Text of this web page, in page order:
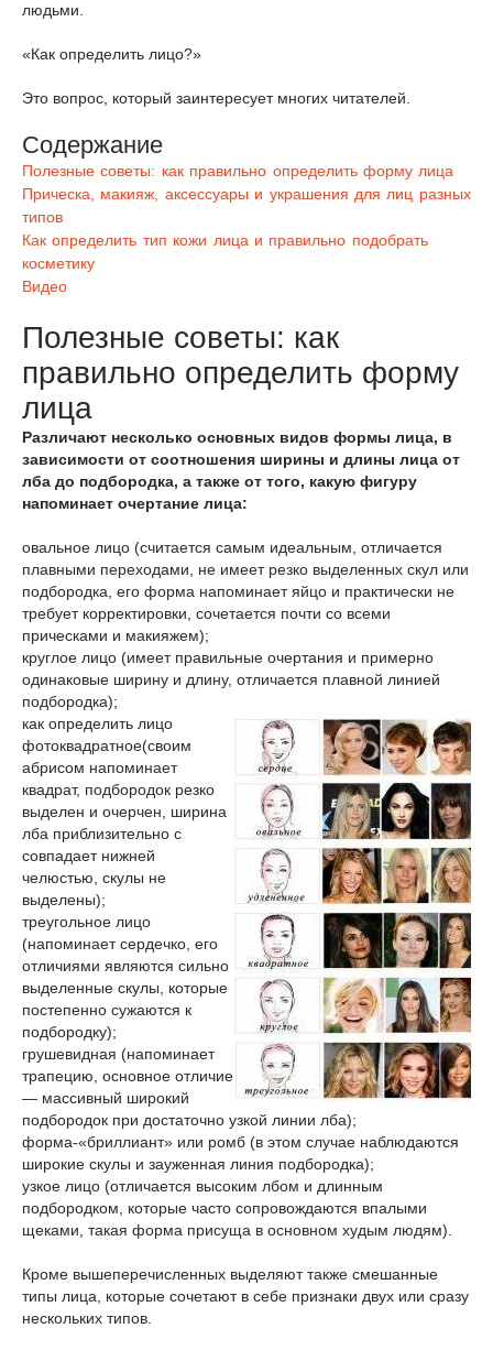
людьми.
«Как определить лицо?»
Это вопрос, который заинтересует многих читателей.
Содержание
Полезные советы: как правильно определить форму лица
Прическа, макияж, аксессуары и украшения для лиц разных
типов
Как определить тип кожи лица и правильно подобрать
косметику
Видео
Полезные советы: как
правильно определить форму
лица
Различают несколько основных видов формы лица, в
зависимости от соотношения ширины и длины лица от
лба до подбородка, а также от того, какую фигуру
напоминает очертание лица:
овальное лицо (считается самым идеальным, отличается
плавными переходами, не имеет резко выделенных скул или
подбородка, его форма напоминает яйцо и практически не
требует корректировки, сочетается почти со всеми
прическами и макияжем);
круглое лицо (имеет правильные очертания и примерно
одинаковые ширину и длину, отличается плавной линией
подбородка);
как определить лицо
фотоквадратное(своим
абрисом напоминает
квадрат, подбородок резко
выделен и очерчен, ширина
лба приблизительно с
совпадает нижней
челюстью, скулы не
выделены);
треугольное лицо
(напоминает сердечко, его
отличиями являются сильно
выделенные скулы, которые
постепенно сужаются к
подбородку);
грушевидная (напоминает
трапецию, основное отличие
— массивный широкий
подбородок при достаточно узкой линии лба);
форма-«бриллиант» или ромб (в этом случае наблюдаются
широкие скулы и зауженная линия подбородка);
узкое лицо (отличается высоким лбом и длинным
подбородком, которые часто сопровождаются впалыми
щеками, такая форма присуща в основном худым людям).
Кроме вышеперечисленных выделяют также смешанные
типы лица, которые сочетают в себе признаки двух или сразу
нескольких типов.